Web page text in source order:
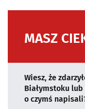
MASZ
Wiesz, że
Białymstoku
o czymś